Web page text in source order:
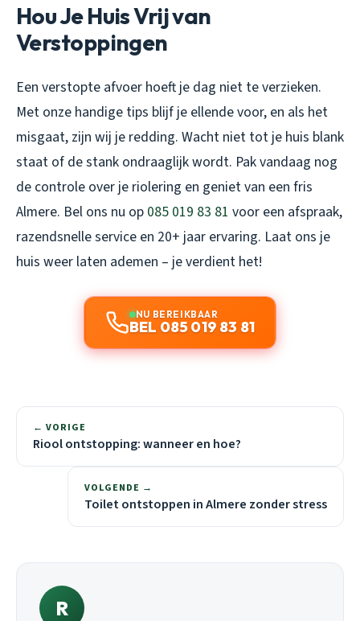
Hou Je Huis Vrij van
Verstoppingen
Een verstopte afvoer hoeft je dag niet te verzieken.
Met onze handige tips blijf je ellende voor, en als het
misgaat, zijn wij je redding. Wacht niet tot je huis blank
staat of de stank ondraaglijk wordt. Pak vandaag nog
de controle over je riolering en geniet van een fris
Almere. Bel ons nu op 085 019 83 81 voor een afspraak,
razendsnelle service en 20+ jaar ervaring. Laat ons je
huis weer laten ademen – je verdient het!
NU BEREIKBAAR
BEL 085 019 83 81
← VORIGE
Riool ontstopping: wanneer en hoe?
VOLGENDE →
Toilet ontstoppen in Almere zonder stress
R